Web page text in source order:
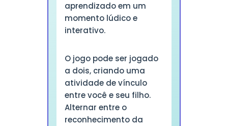
aprendizado em um
momento lúdico e
interativo.
O jogo pode ser jogado
a dois, criando uma
atividade de vínculo
entre você e seu filho.
Alternar entre o
reconhecimento da